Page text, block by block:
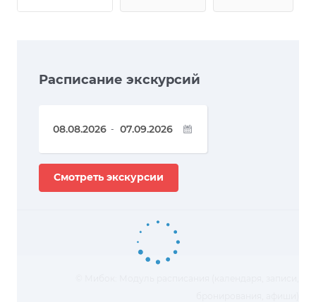
Расписание экскурсий
-
Смотреть экскурсии